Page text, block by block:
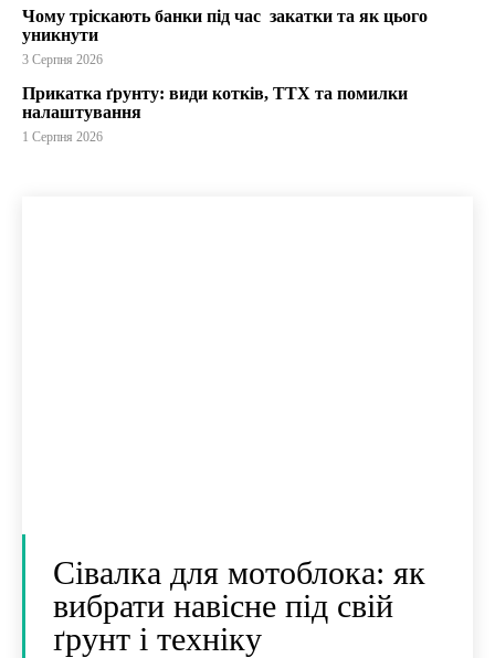
Чому тріскають банки під час закатки та як цього
уникнути
3 Серпня 2026
Прикатка ґрунту: види котків, ТТХ та помилки
налаштування
1 Серпня 2026
Сівалка для мотоблока: як
вибрати навісне під свій
ґрунт і техніку